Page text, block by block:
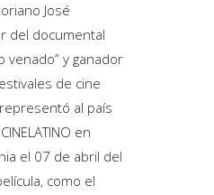
José
del documental
venado” y ganador
de cine
al país
en
el 07 de abril del
como el